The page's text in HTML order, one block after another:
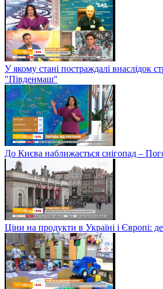
У якому стані постраждалі внаслідок
"Південмаш"
До Києва наближається снігопад –
Ціни на продукти в Україні і Європі: